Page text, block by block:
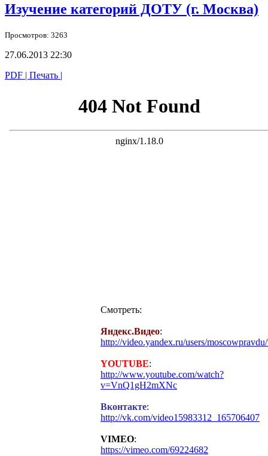
Изучение категорий ДОТУ (г. Москва)
Просмотров: 3263
27.06.2013 22:30
PDF | Печать |
Смотреть:
Яндекс.Видео:
http://video.yandex.ru/users/
YOUTUBE:
http://www.youtube.com/watch?
v=VnQ1gH2mXNc
Вконтакте:
http://vk.com/video15983312_165706407
VIMEO:
https://vimeo.com/69224682